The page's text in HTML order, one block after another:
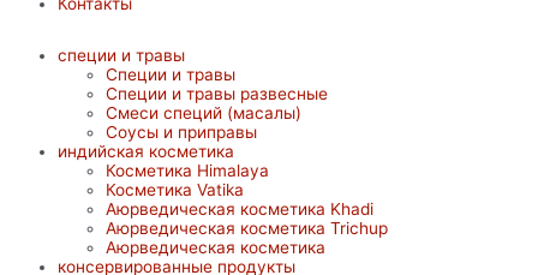
специи и травы
Специи и травы
Специи и травы развесные
Смеси специй (масалы)
Соусы и приправы
индийская косметика
Косметика Himalaya
Косметика Vatika
Аюрведическая коcметика Khadi
Аюрведическая коcметика Trichup
Аюрведическая косметика
консервированные продукты